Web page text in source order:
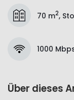
70 m2,
1000
Über dieses